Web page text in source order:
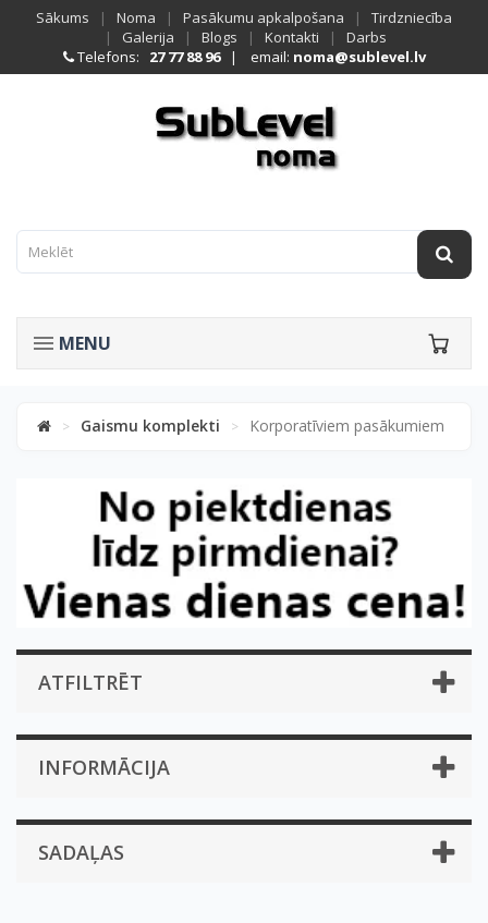
Sākums | Noma | Pasākumu apkalpošana |
Tirdzniecība
|
Galerija | Blogs | Kontakti |
Darbs
Telefons:
27 77 88 96| email: noma@sublevel.lv
MENU
> Gaismu komplekti > Korporatīviem pasākumiem
ATFILTRĒT
INFORMĀCIJA
SADAĻAS